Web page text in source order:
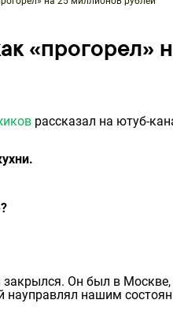
«прогорел»
рассказал на ютуб-
Он был в
науправлял нашим